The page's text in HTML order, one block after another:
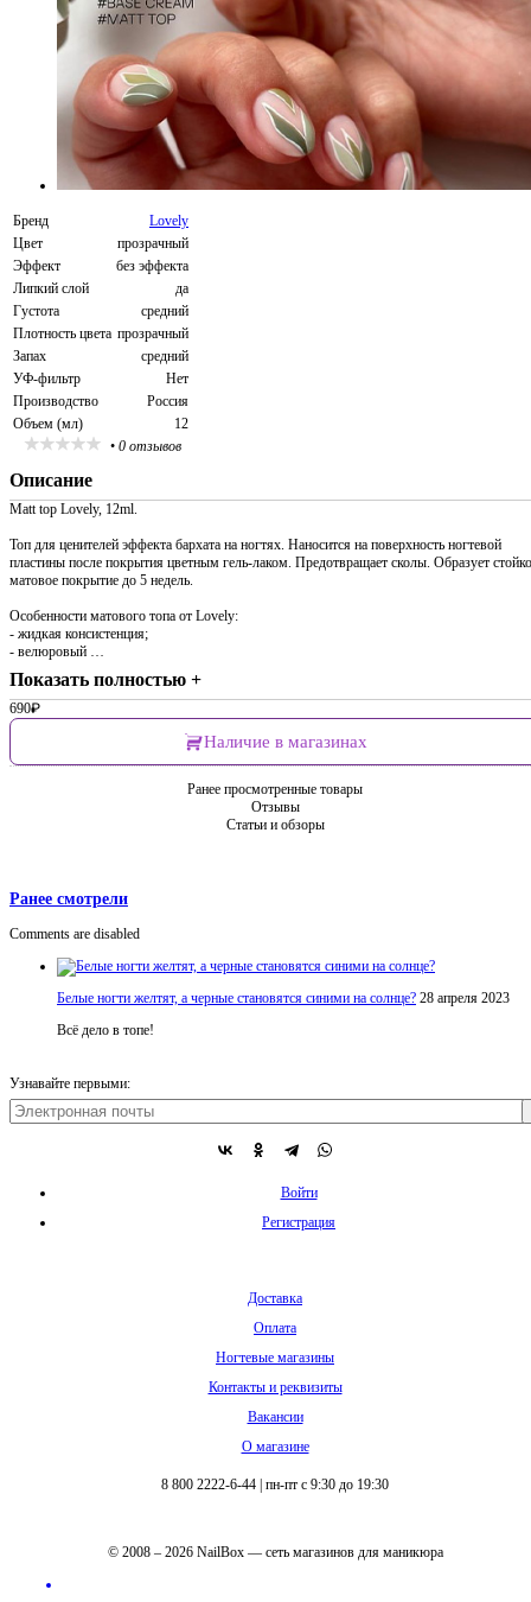
Бренд
Lovely
Цвет
прозрачный
Эффект
без эффекта
Липкий слой
да
Густота
средний
Плотность цвета прозрачный
Запах
средний
УФ-фильтр
Нет
Производство
Россия
Объем (мл)
12
• 0 отзывов
Описание
Matt top Lovely, 12ml.
Топ для ценителей эффекта бархата на ногтях. Наносится на поверхность ногтевой
пластины после покрытия цветным гель-лаком. Предотвращает сколы. Образует
матовое покрытие до 5 недель.
Особенности матового топа от Lovely:
- жидкая консистенция;
- велюровый …
Показать полностью +
690₽
Наличие в магазинах
Ранее просмотренные товары
Отзывы
Статьи и обзоры
Ранее смотрели
Comments are disabled
Белые ногти желтят, а черные становятся синими на солнце? 28 апреля 2023
Всё дело в топе!
Узнавайте первыми:
Войти
Регистрация
Доставка
Оплата
Ногтевые магазины
Контакты и реквизиты
Вакансии
О магазине
8 800 2222-6-44 пн-пт с 9:30 до 19:30
© 2008 – 2026 NailBox — сеть магазинов для маникюра